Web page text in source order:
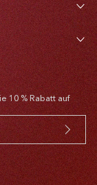
10 % Rabatt auf